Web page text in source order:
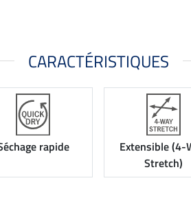
CARACTÉRISTIQUES
rapide
Extensible (4-
Stretch)